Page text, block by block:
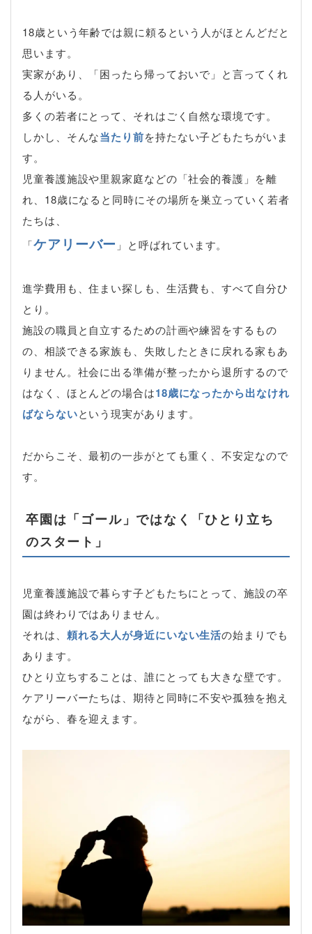
18歳という年齢では親に頼るという人がほとんどだと
思います。
実家があり、「困ったら帰っておいで」と言ってくれ
る人がいる。
多くの若者にとって、それはごく自然な環境です。
しかし、そんな当たり前を持たない子どもたちがいま
す。
児童養護施設や里親家庭などの「社会的養護」を離
れ、18歳になると同時にその場所を巣立っていく若者
たちは、
「ケアリーバー 」と呼ばれています。
進学費用も、住まい探しも、生活費も、すべて自分ひ
とり。
施設の職員と自立するための計画や練習をするもの
の、相談できる家族も、失敗したときに戻れる家もあ
りません。社会に出る準備が整ったから退所するので
はなく、ほとんどの場合は18歳になったから出なけれ
ばならないという現実があります。
だからこそ、最初の一歩がとても重く、不安定なので
す。
卒園は「ゴール」ではなく「ひとり立ち
のスタート」
児童養護施設で暮らす子どもたちにとって、施設の卒
園は終わりではありません。
それは、 頼れる大人が身近にいない生活の始まりでも
あります。
ひとり立ちすることは、誰にとっても大きな壁です。
ケアリーバーたちは、期待と同時に不安や孤独を抱え
ながら、春を迎えます。